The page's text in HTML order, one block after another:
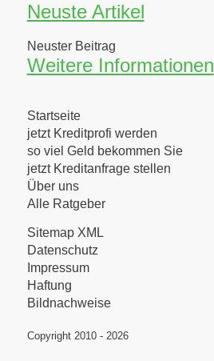
Neuste Artikel
Neuster Beitrag
Weitere Informationen
Startseite
jetzt Kreditprofi werden
so viel Geld bekommen Sie
jetzt Kreditanfrage stellen
Über uns
Alle Ratgeber
Sitemap XML
Datenschutz
Impressum
Haftung
Bildnachweise
Copyright 2010 - 2026